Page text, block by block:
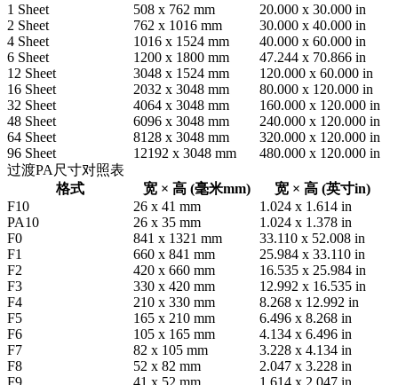
1 Sheet
508 x 762 mm
20.000 x 30.000 in
2 Sheet
762 x 1016 mm
30.000 x 40.000 in
4 Sheet
1016 x 1524 mm
40.000 x 60.000 in
6 Sheet
1200 x 1800 mm
47.244 x 70.866 in
12 Sheet
3048 x 1524 mm
120.000 x 60.000 in
16 Sheet
2032 x 3048 mm
80.000 x 120.000 in
32 Sheet
4064 x 3048 mm
160.000 x 120.000 in
48 Sheet
6096 x 3048 mm
240.000 x 120.000 in
64 Sheet
8128 x 3048 mm
320.000 x 120.000 in
96 Sheet
12192 x 3048 mm
480.000 x 120.000 in
过渡PA尺寸对照表
格式
宽 × 高 (毫米mm)
宽 × 高 (英寸in)
F10
26 x 41 mm
1.024 x 1.614 in
PA10
26 x 35 mm
1.024 x 1.378 in
F0
841 x 1321 mm
33.110 x 52.008 in
F1
660 x 841 mm
25.984 x 33.110 in
F2
420 x 660 mm
16.535 x 25.984 in
F3
330 x 420 mm
12.992 x 16.535 in
F4
210 x 330 mm
8.268 x 12.992 in
F5
165 x 210 mm
6.496 x 8.268 in
F6
105 x 165 mm
4.134 x 6.496 in
F7
82 x 105 mm
3.228 x 4.134 in
F8
52 x 82 mm
2.047 x 3.228 in
F9
41 x 52 mm
1.614 x 2.047 in